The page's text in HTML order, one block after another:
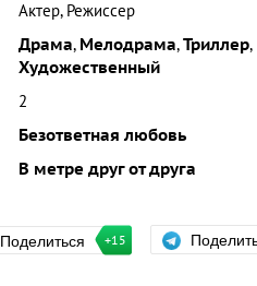
Актер, Режиссер
Драма, Мелодрама,Триллер,
Художественный
2
Безответная любовь
В метре друг от друга
Поделиться +15